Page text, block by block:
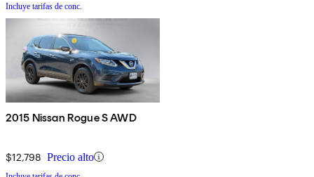
Incluye tarifas de conc.
2015 Nissan Rogue S AWD
$12,798 Precio alto